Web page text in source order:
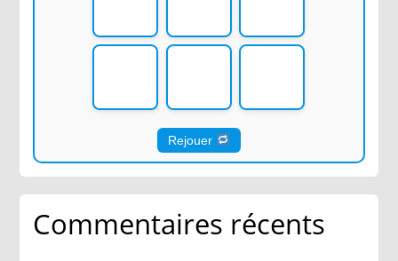
Rejouer
Commentaires récents